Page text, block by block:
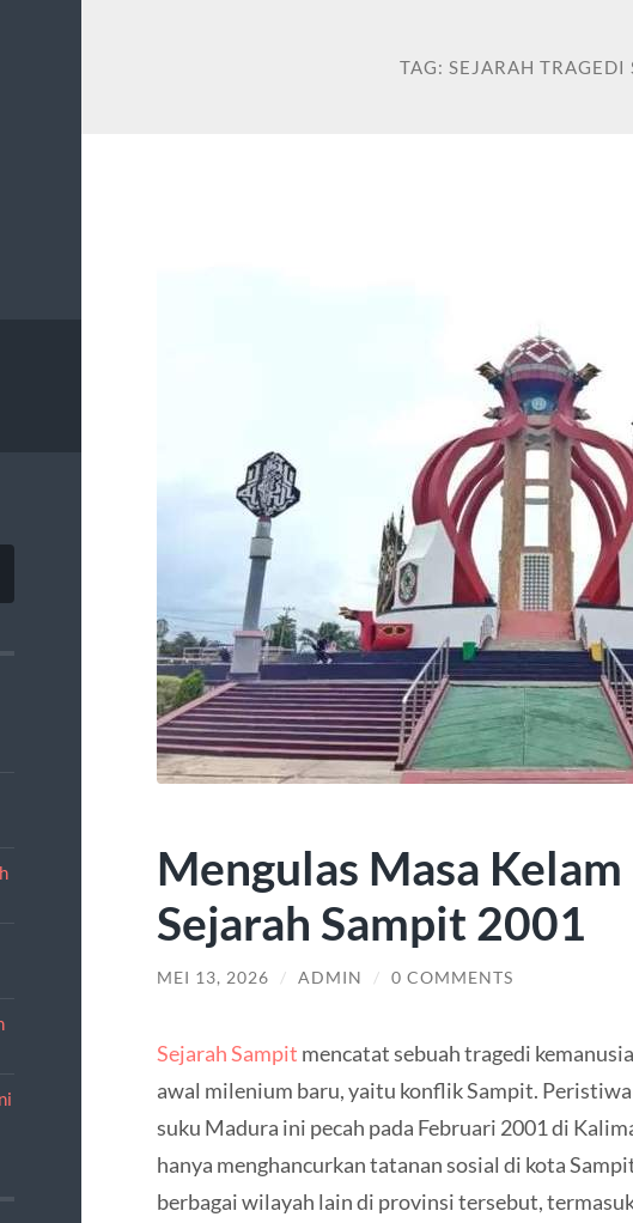
TAG: SEJARAH TRAGEDI
Mengulas Masa
Sejarah Sampit 2001
MEI 13, 2026 / ADMIN / 0 COMMENTS
Sejarah Sampit mencatat sebuah tragedi
awal milenium baru, yaitu konflik Sampit.
suku Madura ini pecah pada Februari 2001 di
hanya menghancurkan tatanan sosial di kota
berbagai wilayah lain di provinsi tersebut,